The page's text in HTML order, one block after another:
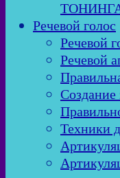
Речевой голос
Речевой
Речевой
Создание
Техники